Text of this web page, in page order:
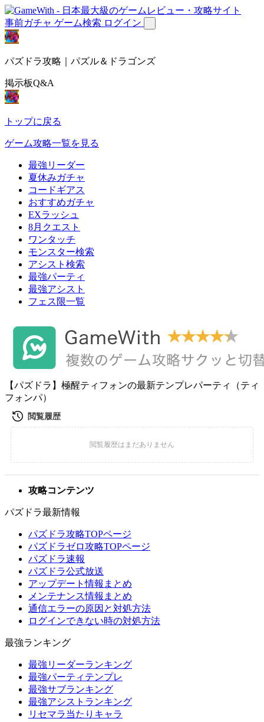
事前ガチャ ゲーム検索 ログイン
パズドラ攻略｜パズル＆ドラゴンズ
掲示板Q&A
トップに戻る
ゲーム攻略一覧を見る
最強リーダー
夏休みガチャ
コードギアス
おすすめガチャ
EXラッシュ
8月クエスト
ワンタッチ
モンスター検索
アシスト検索
最強パーティ
最強アシスト
フェス限一覧
【パズドラ】極醒ティフォンの最新テンプレパーティ（ティ
フォンパ）
攻略コンテンツ
パズドラ最新情報
パズドラ攻略TOPページ
パズドラゼロ攻略TOPページ
パズドラ速報
パズドラ公式放送
アップデート情報まとめ
メンテナンス情報まとめ
通信エラーの原因と対処方法
ログインできない時の対処方法
最強ランキング
最強リーダーランキング
最強パーティテンプレ
最強サブランキング
最強アシストランキング
リセマラ当たりキャラ